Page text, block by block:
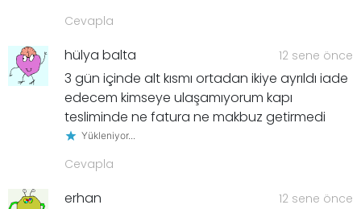
Cevapla
hülya balta 12 sene önce
3 gün içinde alt kısmı ortadan ikiye ayrıldı iade
edecem kimseye ulaşamıyorum kapı
tesliminde ne fatura ne makbuz getirmedi
Yükleniyor...
Cevapla
erhan 12 sene önce